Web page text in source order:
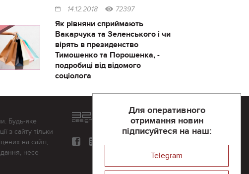
14.12.2018 72397
Як рівняни сприймають
Вакарчука та Зеленського і чи
вірять в президенство
Тимошенко та Порошенка, -
подробиці від відомого
соціолога
Для оперативного
отримання новин
підписуйтеся на наш:
Telegram
Будь-яке
з сайту тільки
на сайті,
несе
Розроблений та підтримується
компанії 32х32